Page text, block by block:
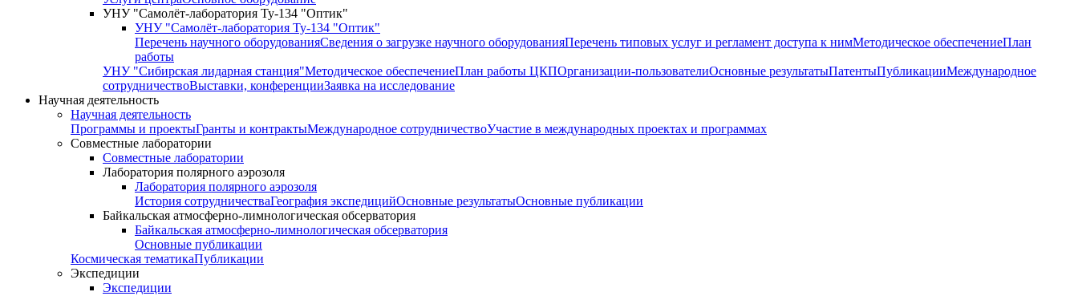
УНУ "Самолёт-лаборатория Ту-134 "Оптик"
УНУ "Самолёт-лаборатория Ту-134 "Оптик"
Перечень научного оборудованияСведения о загрузке научного оборудованияПеречень типовых услуг и регламент доступа к нимМетодическое обеспечениеПлан
работы
УНУ "Сибирская лидарная станция"Методическое обеспечениеПлан работы ЦКПОрганизации-пользователиОсновные результатыПатентыПубликацииМеждународное
сотрудничествоВыставки, конференцииЗаявка на исследование
Научная деятельность
Научная деятельность
Программы и проектыГранты и контрактыМеждународное сотрудничествоУчастие в международных проектах и программах
Совместные лаборатории
Совместные лаборатории
Лаборатория полярного аэрозоля
Лаборатория полярного аэрозоля
История сотрудничестваГеография экспедицийОсновные результатыОсновные публикации
Байкальская атмосферно-лимнологическая обсерватория
Байкальская атмосферно-лимнологическая обсерватория
Основные публикации
Космическая тематикаПубликации
Экспедиции
Экспедиции